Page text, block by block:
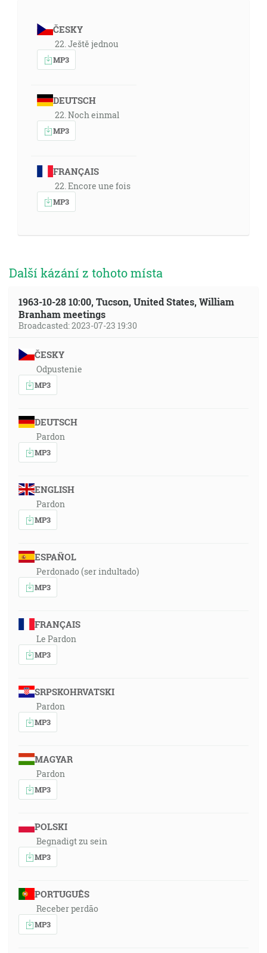
ČESKY
22. Ještě jednou
MP3
DEUTSCH
22. Noch einmal
MP3
FRANÇAIS
22. Encore une fois
MP3
Další kázání z tohoto místa
1963-10-28 10:00, Tucson, United States, William
Branham meetings
Broadcasted: 2023-07-23 19:30
ČESKY
Odpustenie
MP3
DEUTSCH
Pardon
MP3
ENGLISH
Pardon
MP3
ESPAÑOL
Perdonado (ser indultado)
MP3
FRANÇAIS
Le Pardon
MP3
SRPSKOHRVATSKI
Pardon
MP3
MAGYAR
Pardon
MP3
POLSKI
Begnadigt zu sein
MP3
PORTUGUÊS
Receber perdão
MP3